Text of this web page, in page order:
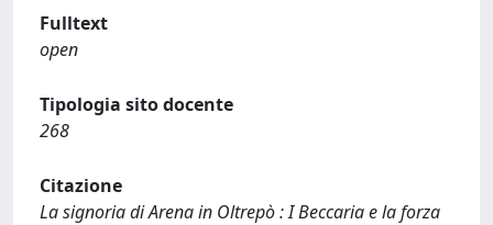
Fulltext
open
Tipologia sito docente
268
Citazione
La signoria di Arena in Oltrepò : I Beccaria e la forza